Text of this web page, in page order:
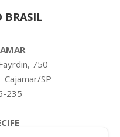
BRASIL
750
SP
235